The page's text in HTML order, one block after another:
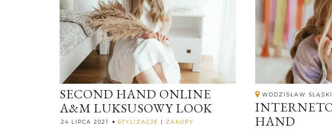
SECOND HAND ONLINE
A&M LUKSUSOWY LOOK
24 LIPCA 2021 STYLIZACJE | ZAKUPY
WODZISŁAW ŚLĄSKI
HAND